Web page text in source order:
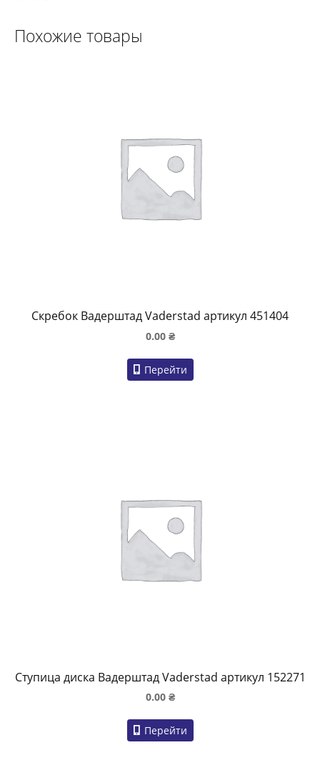
Похожие товары
Скребок Вадерштад Vaderstad артикул 451404
0.00 ₴
Перейти
Ступица диска Вадерштад Vaderstad артикул 152271
0.00 ₴
Перейти